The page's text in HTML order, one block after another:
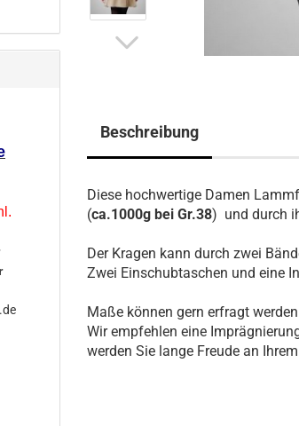
Beschreibung
Diese hochwertige Damen
(ca.1000g bei Gr.38) und durch
Der Kragen kann durch zwei
Zwei Einschubtaschen und eine
Maße können gern erfragt
Wir empfehlen eine
werden Sie lange Freude an